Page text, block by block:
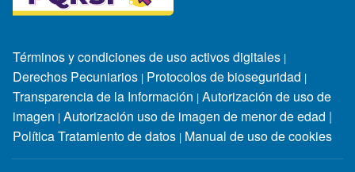
Términos y condiciones de uso activos digitales |
Derechos Pecuniarios | Protocolos de bioseguridad |
Transparencia de la Información | Autorización de uso de
imagen | Autorización uso de imagen de menor de edad |
Política Tratamiento de datos | Manual de uso de cookies